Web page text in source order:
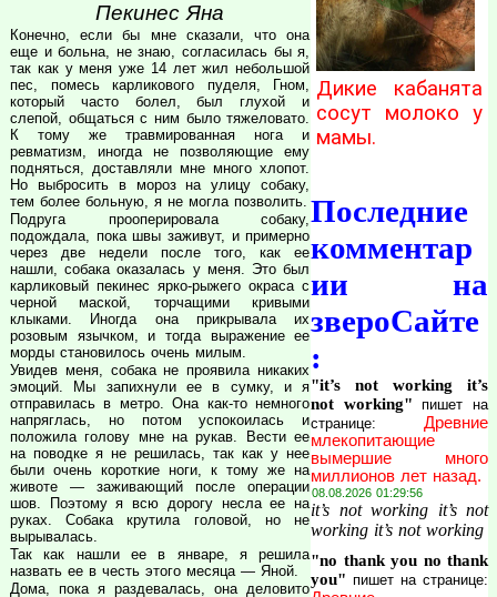
Пекинес Яна
Конечно, если бы мне сказали, что она
еще и больна, не знаю, согласилась бы я,
так как у меня уже 14 лет жил небольшой
пес, помесь карликового пуделя, Гном,
который часто болел, был глухой и
слепой, общаться с ним было тяжеловато.
К тому же травмированная нога и
ревматизм, иногда не позволяющие ему
подняться, доставляли мне много хлопот.
Но выбросить в мороз на улицу собаку,
тем более больную, я не могла позволить.
Подруга прооперировала собаку,
подождала, пока швы заживут, и примерно
через две недели после того, как ее
нашли, собака оказалась у меня. Это был
карликовый пекинес ярко-рыжего окраса с
черной маской, торчащими кривыми
клыками. Иногда она прикрывала их
розовым язычком, и тогда выражение ее
морды становилось очень милым.
Увидев меня, собака не проявила никаких
эмоций. Мы запихнули ее в сумку, и я
отправилась в метро. Она как-то немного
напряглась, но потом успокоилась и
положила голову мне на рукав. Вести ее
на поводке я не решилась, так как у нее
были очень короткие ноги, к тому же на
животе — заживающий после операции
шов. Поэтому я всю дорогу несла ее на
руках. Собака крутила головой, но не
вырывалась.
Так как нашли ее в январе, я решила
назвать ее в честь этого месяца — Яной.
Дома, пока я раздевалась, она деловито
Дикие кабанята
сосут молоко у
мамы.
Последние
комментар
ии на
звероСайте
:
"it’s not working it’s
not working" пишет на
странице: Древние
млекопитающие
вымершие много
миллионов лет назад.
08.08.2026 01:29:56
it’s not working it’s not
working it’s not working
"no thank you no thank
you" пишет на странице: